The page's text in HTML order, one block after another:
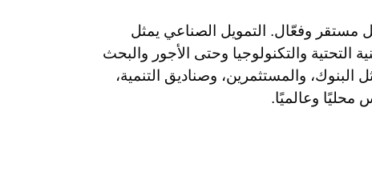
مستقر وفعّال. التمويل الصناعي يمثل
التحتية والتكنولوجيا وحتى الأجور والبحث
والمستثمرين، وصناديق التنمية،
محليًا وعالميًا.